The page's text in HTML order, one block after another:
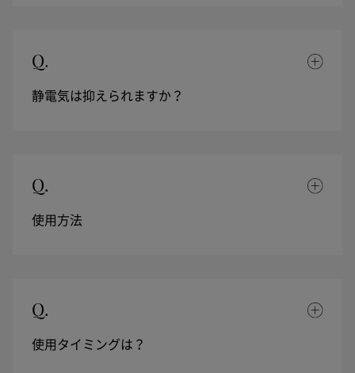
Q.
静電気は抑えられますか？
Q.
使用方法
Q.
使用タイミングは？